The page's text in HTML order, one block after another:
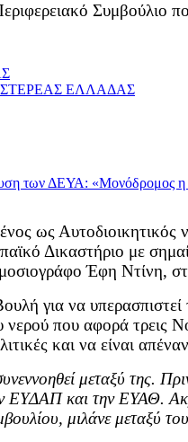
Συμβούλιο
ΕΛΛΑΔΑΣ
ως
Δικαστήριο με
Έφη Ντίνη,
για να
που αφορά τρεις
και να είναι
μεταξύ της.
ΕΥΔΑΠ και την ΕΥΑΘ.
μιλάνε μεταξύ